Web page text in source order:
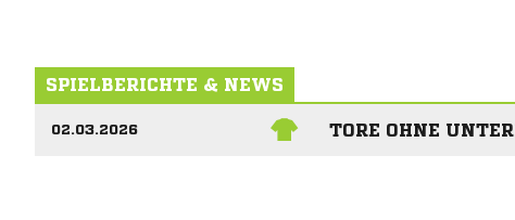
SPIELBERICHTE & NEWS
02.03.2026 TORE OHNE